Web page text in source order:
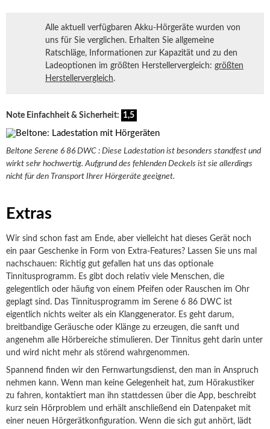
Alle aktuell verfügbaren Akku-Hörgeräte wurden von
uns für Sie verglichen. Erhalten Sie allgemeine
Ratschläge, Informationen zur Kapazität und zu den
Ladeoptionen im größten Herstellervergleich: größten
Herstellervergleich.
Note Einfachheit & Sicherheit: 1,5
Beltone Serene 6 86 DWC : Diese Ladestation ist besonders standfest und
wirkt sehr hochwertig. Aufgrund des fehlenden Deckels ist sie allerdings
nicht für den Transport Ihrer Hörgeräte geeignet.
Extras
Wir sind schon fast am Ende, aber vielleicht hat dieses Gerät noch
ein paar Geschenke in Form von Extra-Features? Lassen Sie uns mal
nachschauen: Richtig gut gefallen hat uns das optionale
Tinnitusprogramm. Es gibt doch relativ viele Menschen, die
gelegentlich oder häufig von einem Pfeifen oder Rauschen im Ohr
geplagt sind. Das Tinnitusprogramm im Serene 6 86 DWC ist
eigentlich nichts weiter als ein Klanggenerator. Es geht darum,
breitbandige Geräusche oder Klänge zu erzeugen, die sanft und
angenehm alle Hörbereiche stimulieren. Der Tinnitus geht darin unter
und wird nicht mehr als störend wahrgenommen.
Spannend finden wir den Fernwartungsdienst, den man in Anspruch
nehmen kann. Wenn man keine Gelegenheit hat, zum Hörakustiker
zu fahren, kontaktiert man ihn stattdessen über die App, beschreibt
kurz sein Hörproblem und erhält anschließend ein Datenpaket mit
einer neuen Hörgerätkonfiguration. Wenn die sich gut anhört, lädt